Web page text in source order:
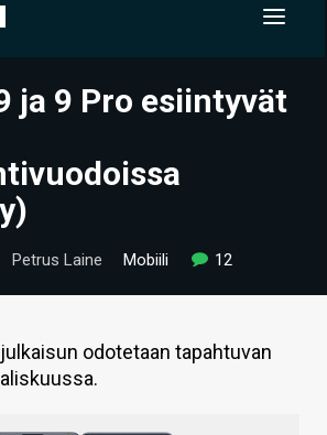
ja 9 Pro esiintyvät
Petrus Laine Mobiili 12
odotetaan tapahtuvan